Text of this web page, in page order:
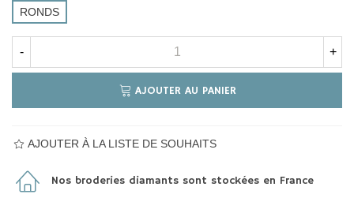
RONDS
- +
AJOUTER AU PANIER
AJOUTER À LA LISTE DE SOUHAITS
Nos broderies diamants sont stockées en France